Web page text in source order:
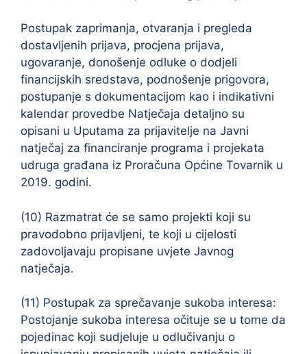
Postupak zaprimanja, otvaranja i pregleda
dostavljenih prijava, procjena prijava,
ugovaranje, donošenje odluke o dodjeli
financijskih sredstava, podnošenje prigovora,
postupanje s dokumentacijom kao i indikativni
kalendar provedbe Natječaja detaljno su
opisani u Uputama za prijavitelje na Javni
natječaj za financiranje programa i projekata
udruga građana iz Proračuna Općine Tovarnik u
2019. godini.
(10) Razmatrat će se samo projekti koji su
pravodobno prijavljeni, te koji u cijelosti
zadovoljavaju propisane uvjete Javnog
natječaja.
(11) Postupak za sprečavanje sukoba interesa:
Postojanje sukoba interesa očituje se u tome da
pojedinac koji sudjeluje u odlučivanju o